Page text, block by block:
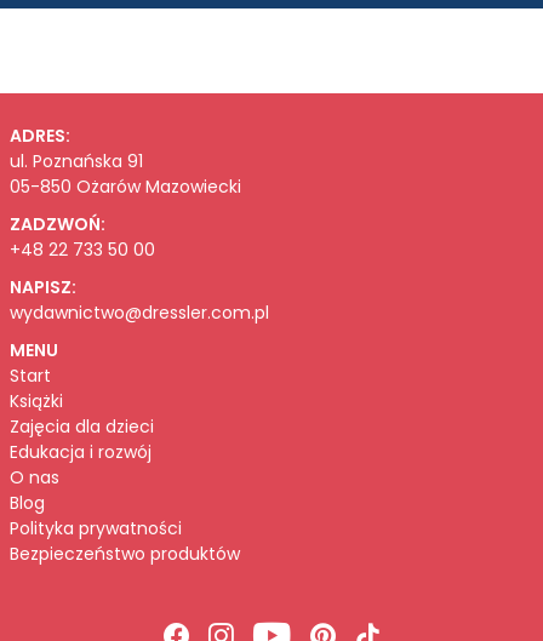
ADRES:
ul. Poznańska 91
05-850 Ożarów Mazowiecki
ZADZWOŃ:
+48 22 733 50 00
NAPISZ:
wydawnictwo@dressler.com.pl
MENU
Start
Książki
Zajęcia dla dzieci
Edukacja i rozwój
O nas
Blog
Polityka prywatności
Bezpieczeństwo produktów